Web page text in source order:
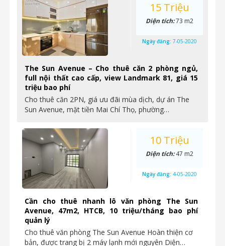
The Sun Avenue – Cho thuê căn 2 phòng ngủ,
full nội thất cao cấp, view Landmark 81, giá 15
triệu bao phí
Cho thuê căn 2PN, giá ưu đãi mùa dịch, dự án The
Sun Avenue, mặt tiền Mai Chí Thọ, phường…
15 Triệu
Diện tích:73 m2
Ngày đăng: 7-05-2020
Cần cho thuê nhanh lô văn phòng The Sun
Avenue, 47m2, HTCB, 10 triệu/tháng bao phí
quản lý
Cho thuê văn phòng The Sun Avenue Hoàn thiện cơ
bản, được trang bị 2 máy lạnh mới nguyên Diện…
10 Triệu
Diện tích:47 m2
Ngày đăng: 4-05-2020